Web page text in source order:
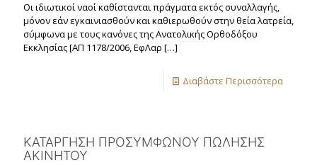
Οι ιδιωτικοί ναοί καθίστανται πράγματα εκτός συναλλαγής,
μόνον εάν εγκαινιασθούν και καθιερωθούν στην θεία λατρεία,
σύμφωνα με τους κανόνες της Ανατολικής Ορθοδόξου
Εκκλησίας [ΑΠ 1178/2006, ΕφΛαρ […]
Διαβάστε Περισσότερα
ΚΑΤΑΡΓΗΣΗ ΠΡΟΣΥΜΦΩΝΟΥ ΠΩΛΗΣΗΣ
ΑΚΙΝΗΤΟΥ